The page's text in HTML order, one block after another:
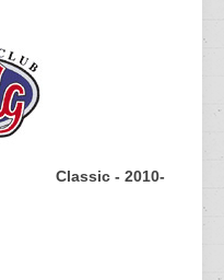
Classic - 2010-